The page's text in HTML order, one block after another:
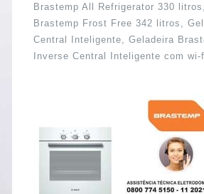
Brastemp All Refrigerator 330
Brastemp Frost Free 342 litros,
Central Inteligente, Geladeira
Inverse Central Inteligente com wi-